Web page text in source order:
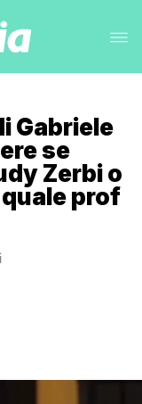
Gabriele
se
Zerbi o
prof